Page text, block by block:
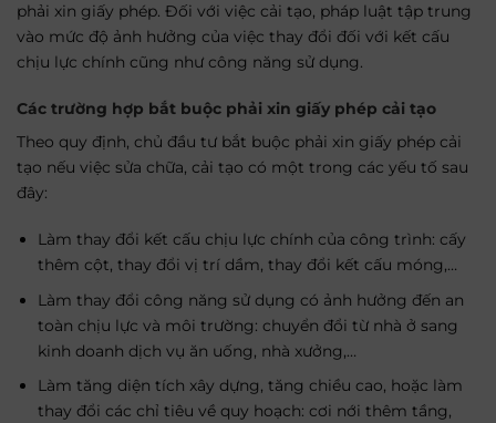
phải xin giấy phép. Đối với việc cải tạo, pháp luật tập trung
vào mức độ ảnh hưởng của việc thay đổi đối với kết cấu
chịu lực chính cũng như công năng sử dụng.
Các trường hợp bắt buộc phải xin giấy phép cải tạo
Theo quy định, chủ đầu tư bắt buộc phải xin giấy phép cải
tạo nếu việc sửa chữa, cải tạo có một trong các yếu tố sau
đây:
Làm thay đổi kết cấu chịu lực chính của công trình: cấy
thêm cột, thay đổi vị trí dầm, thay đổi kết cấu móng,…
Làm thay đổi công năng sử dụng có ảnh hưởng đến an
toàn chịu lực và môi trường: chuyển đổi từ nhà ở sang
kinh doanh dịch vụ ăn uống, nhà xưởng,…
Làm tăng diện tích xây dựng, tăng chiều cao, hoặc làm
thay đổi các chỉ tiêu về quy hoạch: cơi nới thêm tầng,